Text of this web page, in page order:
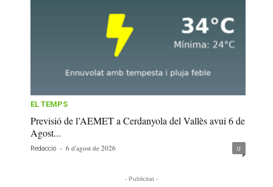
EL TEMPS
Previsió de l’AEMET a Cerdanyola del Vallès avui 6 de
Agost...
Redacció - 6 d'agost de 2026 0
- Publicitat -